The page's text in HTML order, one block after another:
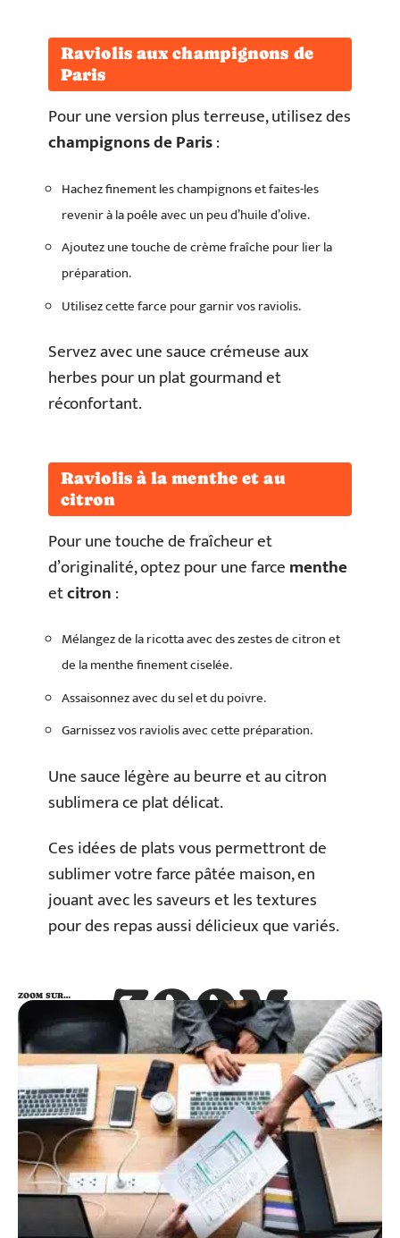
Raviolis aux champignons de
Paris
Pour une version plus terreuse, utilisez des
champignons de Paris:
Hachez finement les champignons et faites-les
revenir à la poêle avec un peu d’huile d’olive.
Ajoutez une touche de crème fraîche pour lier la
préparation.
Utilisez cette farce pour garnir vos raviolis.
Servez avec une sauce crémeuse aux
herbes pour un plat gourmand et
réconfortant.
Raviolis à la menthe et au
citron
Pour une touche de fraîcheur et
d’originalité, optez pour une farcementhe
etcitron:
Mélangez de la ricotta avec des zestes de citron et
de la menthe finement ciselée.
Assaisonnez avec du sel et du poivre.
Garnissez vos raviolis avec cette préparation.
Une sauce légère au beurre et au citron
sublimera ce plat délicat.
Ces idées de plats vous permettront de
sublimer votre farce pâtée maison, en
jouant avec les saveurs et les textures
pour des repas aussi délicieux que variés.
ZOOM
SUR…
ZOOM SUR…